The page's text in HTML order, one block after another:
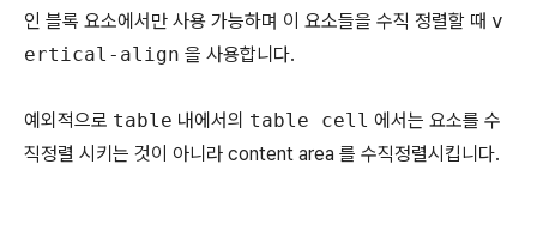
인 블록 요소에서만 사용 가능하며 이 요소들을 수직 정렬할 때 v
ertical-align 을 사용합니다.
예외적으로 table 내에서의 table cell 에서는 요소를 수
직정렬 시키는 것이 아니라 content area 를 수직정렬시킵니다.